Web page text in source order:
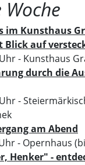
Woche
im Kunsthaus
Blick auf
- Kunsthaus
durch die
-
am Abend
- Opernhaus
Henker" -